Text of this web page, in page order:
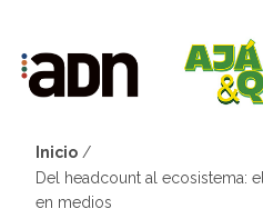
Sobrescribir
Inicio
Del headcount al ecosistema:
en medios